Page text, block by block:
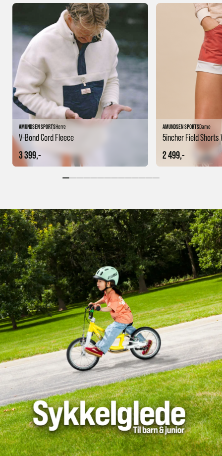
AMUNDSEN SPORTSHerre
V-Bond Cord Fleece
3 399,-
AMUNDSEN SPORTSDame
5incher Field Shorts
2 499,-